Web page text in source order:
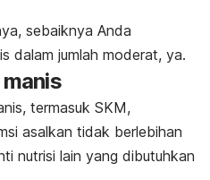
sebaiknya Anda
dalam jumlah moderat, ya.
termasuk SKM,
asalkan tidak berlebihan
nutrisi lain yang dibutuhkan